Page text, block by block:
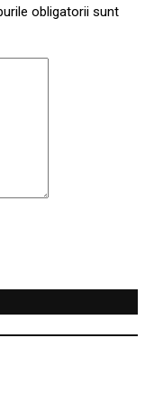
obligatorii sunt